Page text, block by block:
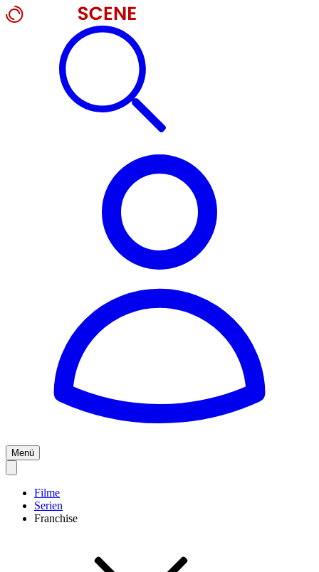
Menü
Filme
Serien
Franchise